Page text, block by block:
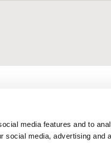
media features and to
social media, advertising and
定制解决方案